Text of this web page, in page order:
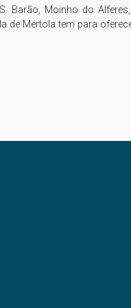
Barão, Moinho do
de Mértola tem para